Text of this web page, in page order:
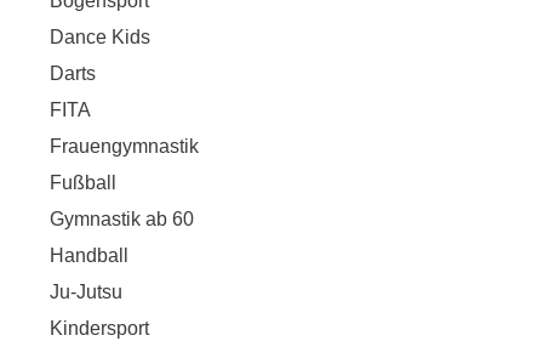
Dance Kids
Darts
FITA
Frauengymnastik
Fußball
Gymnastik ab 60
Handball
Ju-Jutsu
Kindersport